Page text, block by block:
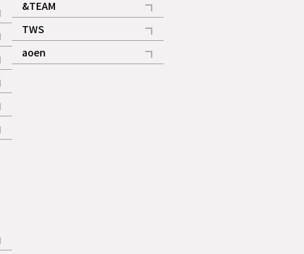
&TEAM
記事
ギャラリー
TWS
記事
aoen
記事